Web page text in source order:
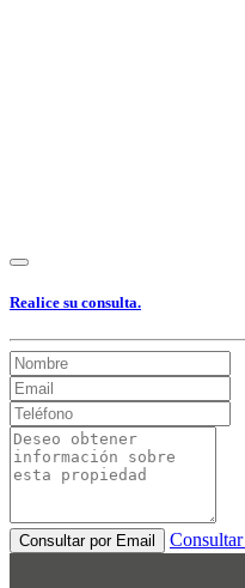
Realice su consulta.
Consultar por Email